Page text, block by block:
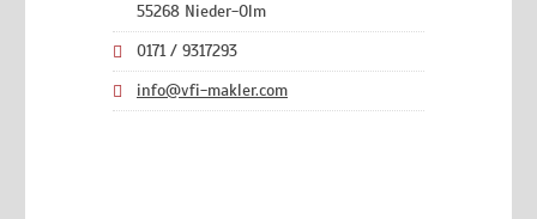
55268 Nieder-Olm
0171 / 9317293
info@vfi-makler.com